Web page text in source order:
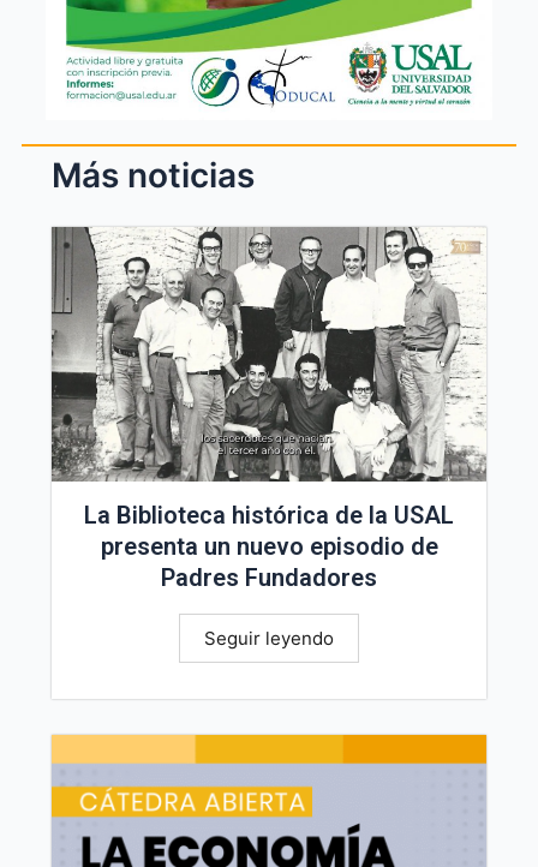
Más noticias
La Biblioteca histórica de la USAL
presenta un nuevo episodio de
Padres Fundadores
Seguir leyendo